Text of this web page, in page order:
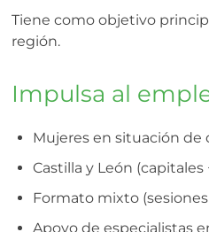
Tiene como objetivo
región.
Impulsa al
Mujeres en situación de
Castilla y León (capitales
Formato mixto
Apoyo de especialistas